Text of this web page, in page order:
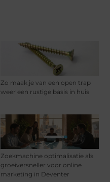
Zo maak je van een open trap
weer een rustige basis in huis
Zoekmachine optimalisatie als
groeiversneller voor online
marketing in Deventer